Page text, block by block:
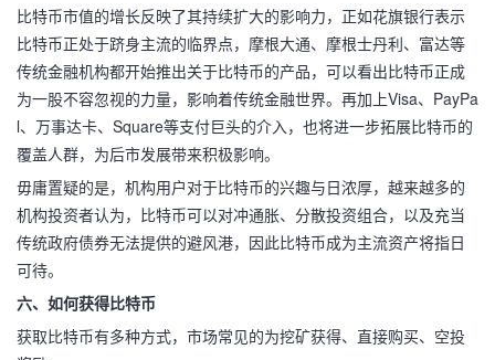
比特币市值的增长反映了其持续扩大的影响力，正如花旗银行表示
比特币正处于跻身主流的临界点，摩根大通、摩根士丹利、富达等
传统金融机构都开始推出关于比特币的产品，可以看出比特币正成
为一股不容忽视的力量，影响着传统金融世界。再加上Visa、PayPa
l、万事达卡、Square等支付巨头的介入，也将进一步拓展比特币的
覆盖人群，为后市发展带来积极影响。
毋庸置疑的是，机构用户对于比特币的兴趣与日浓厚，越来越多的
机构投资者认为，比特币可以对冲通胀、分散投资组合，以及充当
传统政府债券无法提供的避风港，因此比特币成为主流资产将指日
可待。
六、如何获得比特币
获取比特币有多种方式，市场常见的为挖矿获得、直接购买、空投